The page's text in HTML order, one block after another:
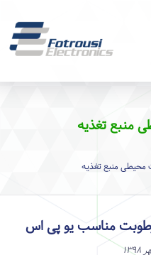
منبع تغذیه
منبع تغذیه
مناسب یو پی اس